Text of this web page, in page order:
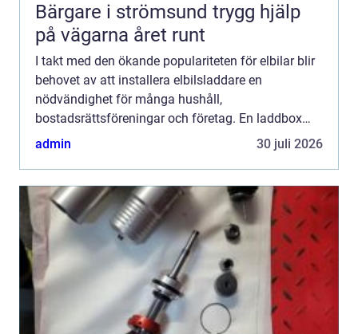
Bärgare i strömsund trygg hjälp
på vägarna året runt
I takt med den ökande populariteten för elbilar blir
behovet av att installera elbilsladdare en
nödvändighet för många hushåll,
bostadsrättsföreningar och företag. En laddbox
erbjuder inte bara bekv...
admin 30 juli 2026